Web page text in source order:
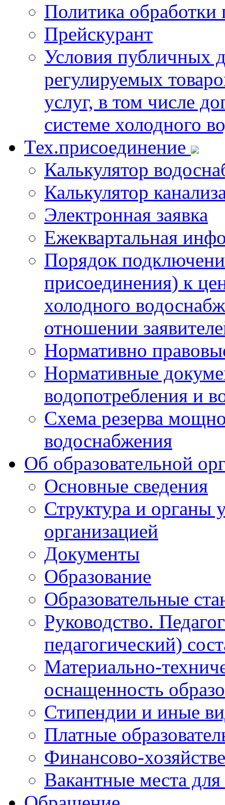
Политика
Прейскурант
Условия публичных
регулируемых
услуг, в том числе
системе холодного
Тех.присоединение
Калькулятор
Калькулятор
Электронная заявка
Ежеквартальная
Порядок
присоединения) к
холодного
отношении
Нормативно
Нормативные
водопотребления и
Схема резерва
водоснабжения
Об образовательной
Основные сведения
Структура и органы
организацией
Документы
Образование
Образовательные
Руководство.
педагогический)
Материально-
оснащенность
Стипендии и иные
Платные
Финансово-
Вакантные места